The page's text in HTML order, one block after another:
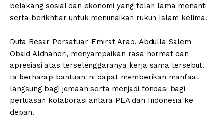
belakang sosial dan ekonomi yang telah lama menanti
serta berikhtiar untuk menunaikan rukun Islam kelima.
Duta Besar Persatuan Emirat Arab, Abdulla Salem
Obaid Aldhaheri, menyampaikan rasa hormat dan
apresiasi atas terselenggaranya kerja sama tersebut.
Ia berharap bantuan ini dapat memberikan manfaat
langsung bagi jemaah serta menjadi fondasi bagi
perluasan kolaborasi antara PEA dan Indonesia ke
depan.